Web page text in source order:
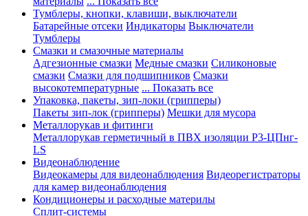
Тумблеры, кнопки, клавиши, выключатели
Батарейные отсеки Индикаторы Выключатели
Тумблеры
Смазки и смазочные материалы
Адгезионные смазки Медные смазки Силиконовые
смазки Смазки для подшипников Смазки
высокотемпературные ... Показать все
Упаковка, пакеты, зип-локи (грипперы)
Пакеты зип-лок (грипперы) Мешки для мусора
Металлорукав и фитинги
Металлорукав герметичный в ПВХ изоляции Р3-ЦПнг-
LS
Видеонаблюдение
Видеокамеры для видеонаблюдения Видеорегистраторы
для камер видеонаблюдения
Кондиционеры и расходные материлы
Сплит-системы